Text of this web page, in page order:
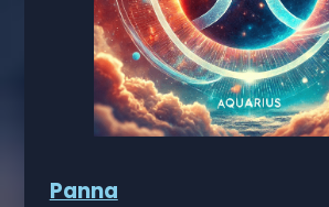
Panna